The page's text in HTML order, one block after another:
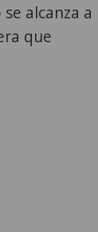
alcanza a
que